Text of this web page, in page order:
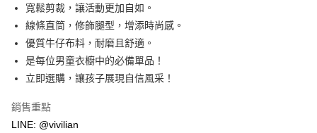
上海商業儲蓄銀行
國泰世華商業銀行
兆豐國際商業銀行
臺灣中小企業銀行
匯豐（台灣）商業銀行
聯邦商業銀行
元大商業銀行
台新國際商業銀行
台灣樂天信用卡公司
LINE Pay
Apple Pay
街口支付
Google Pay
寬鬆剪裁，讓活動更加自如。
線條直筒，修飾腿型，增添時尚感。
優質牛仔布料，耐磨且舒適。
是每位男童衣櫥中的必備單品！
立即選購，讓孩子展現自信風采！
銷售重點
LINE: @vivilian